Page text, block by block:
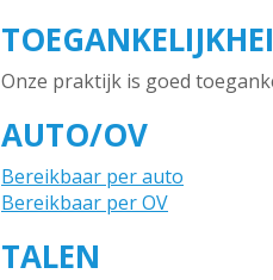
Onze praktijk is goed
AUTO/OV
Bereikbaar per auto
Bereikbaar per OV
TALEN